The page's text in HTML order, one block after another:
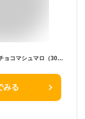
【懐かしのポット駄菓子】【カネ増製菓】チョコマシュマロ（30本入）
みる